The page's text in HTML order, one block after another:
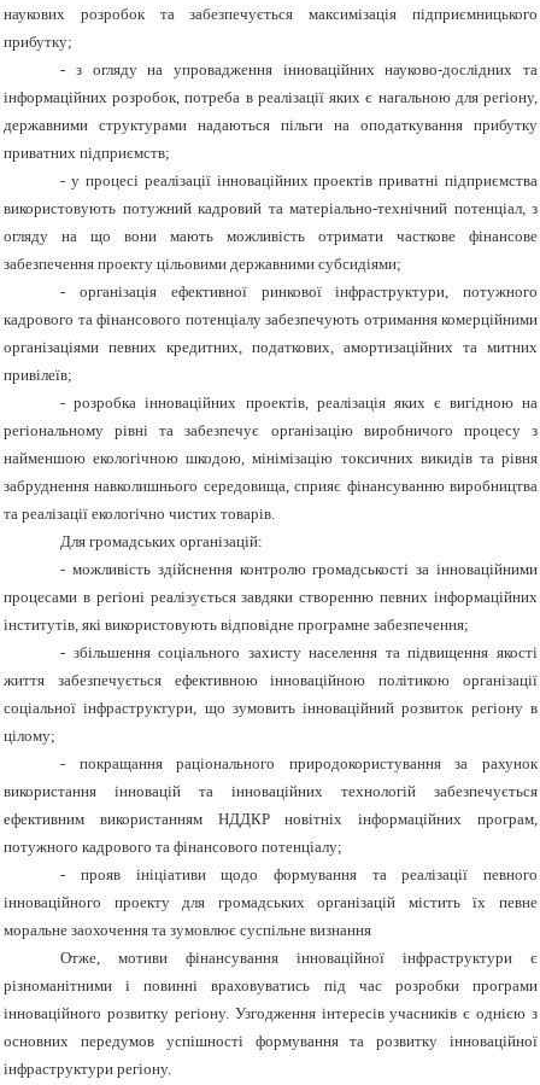
наукових розробок та забезпечується максимізація підприємницького
прибутку;
- з огляду на упровадження інноваційних науково-дослідних та
інформаційних розробок, потреба в реалізації яких є нагальною для регіону,
державними структурами надаються пільги на оподаткування прибутку
приватних підприємств;
- у процесі реалізації інноваційних проектів приватні підприємства
використовують потужний кадровий та матеріально-технічний потенціал, з
огляду на що вони мають можливість отримати часткове фінансове
забезпечення проекту цільовими державними субсидіями;
- організація ефективної ринкової інфраструктури, потужного
кадрового та фінансового потенціалу забезпечують отримання комерційними
організаціями певних кредитних, податкових, амортизаційних та митних
привілеїв;
- розробка інноваційних проектів, реалізація яких є вигідною на
регіональному рівні та забезпечує організацію виробничого процесу з
найменшою екологічною шкодою, мінімізацію токсичних викидів та рівня
забруднення навколишнього середовища, сприяє фінансуванню виробництва
та реалізації екологічно чистих товарів.
Для громадських організацій:
- можливість здійснення контролю громадськості за інноваційними
процесами в регіоні реалізується завдяки створенню певних інформаційних
інститутів, які використовують відповідне програмне забезпечення;
- збільшення соціального захисту населення та підвищення якості
життя забезпечується ефективною інноваційною політикою організації
соціальної інфраструктури, що зумовить інноваційний розвиток регіону в
цілому;
- покращання раціонального природокористування за рахунок
використання інновацій та інноваційних технологій забезпечується
ефективним використанням НДДКР новітніх інформаційних програм,
потужного кадрового та фінансового потенціалу;
- прояв ініціативи щодо формування та реалізації певного
інноваційного проекту для громадських організацій містить їх певне
моральне заохочення та зумовлює суспільне визнання
Отже, мотиви фінансування інноваційної інфраструктури є
різноманітними і повинні враховуватись під час розробки програми
інноваційного розвитку регіону. Узгодження інтересів учасників є однією з
основних передумов успішності формування та розвитку інноваційної
інфраструктури регіону.